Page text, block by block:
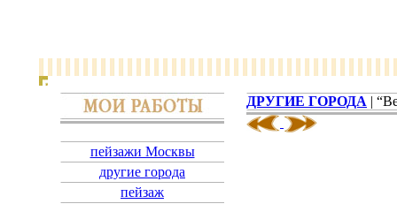
пейзажи Москвы
другие города
пейзаж
ДРУГИЕ ГОРОДА |